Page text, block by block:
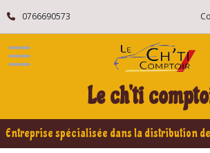
0766690573
Le ch'ti
Fermer
FILTRES
Peugeot
104